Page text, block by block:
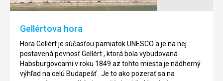
Gellértova hora
Hora Gellért je súčasťou pamiatok UNESCO a je na nej
postavená pevnosť Gellért , ktorá bola vybudovaná
Habsburgovcami v roku 1849 az tohto miesta je nádherný
výhľad na celú Budapešť . Je to ako pozerať sa na
stojí
jeden
najkrajších
neo
renesančných
najznámejšou
Táto
pešia
zóna